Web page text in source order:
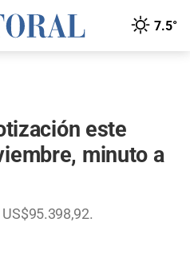
7.5°
este
minuto a